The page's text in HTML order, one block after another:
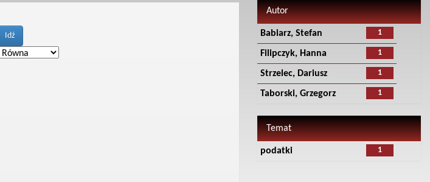
Autor
1
Babiarz, Stefan
1
Filipczyk, Hanna
1
Strzelec, Dariusz
1
Taborski, Grzegorz
Temat
1
podatki